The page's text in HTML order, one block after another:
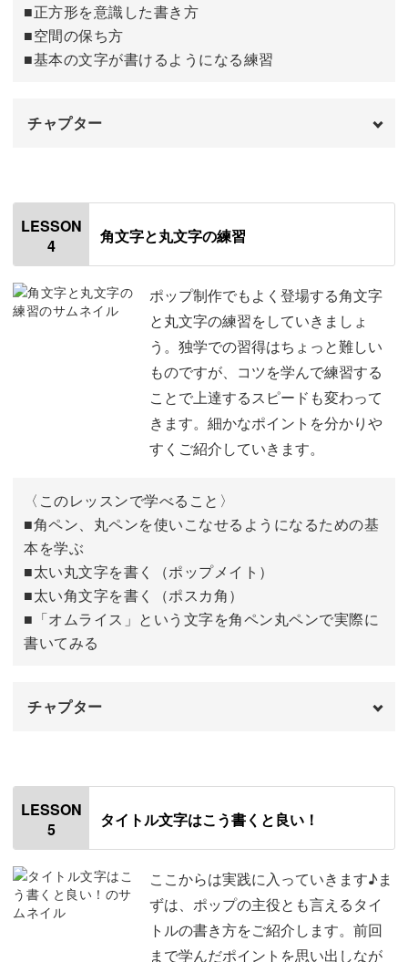
すぐに使えるイラストやレイアウトのコツまで、実践的な
内容も合わせてご紹介します！
講座を終了する頃には、きっと手書きPOP制作が楽しくな
っているはずですよ♪
定規について
ポップの見せ方
■正方形を意識した書き方
■空間の保ち方
■基本の文字が書けるようになる練習
チャプター
はじめに
使用材料・道具
カタカナを練習する 01:49
ひらがなを練習する 13:10
27:58
32:29
ポップの文字を練習する
文章を練習する
おわりに
LESSON
4
角文字と丸文字の練習
ポップ制作でもよく登場する角文字
と丸文字の練習をしていきましょ
う。独学での習得はちょっと難しい
ものですが、コツを学んで練習する
ことで上達するスピードも変わって
きます。細かなポイントを分かりや
すくご紹介していきます。
〈このレッスンで学べること〉
■角ペン、丸ペンを使いこなせるようになるための基
本を学ぶ
■太い丸文字を書く（ポップメイト）
■太い角文字を書く（ポスカ角）
■「オムライス」という文字を角ペン丸ペンで実際に
書いてみる
チャプター
はじめに
使用材料・道具
角ペンについて 02:02
角ペンで直線を練習する 04:07
角ペンで曲線を練習する
LESSON
5
タイトル文字はこう書くと良い！
ここからは実践に入っていきます♪ま
ずは、ポップの主役とも言えるタイ
トルの書き方をご紹介します。前回
まで学んだポイントを思い出しなが